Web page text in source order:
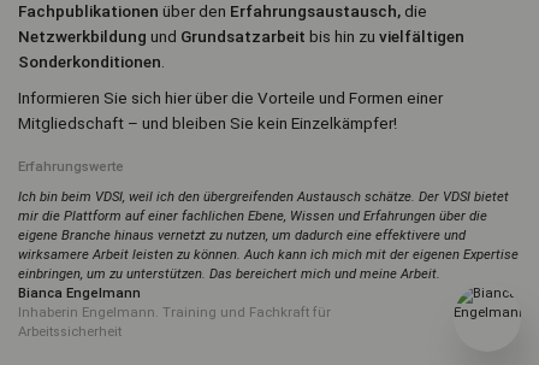
Fachpublikationen über den Erfahrungsaustausch, die
Netzwerkbildung und Grundsatzarbeit bis hin zu vielfältigen
Sonderkonditionen
Informieren Sie sich hier über die Vorteile und Formen einer
Mitgliedschaft – und bleiben Sie kein Einzelkämpfer!
Erfahrungswerte
Ich bin beim VDSI, weil ich den übergreifenden Austausch schätze. Der VDSI bietet
mir die Plattform auf einer fachlichen Ebene, Wissen und Erfahrungen über die
eigene Branche hinaus vernetzt zu nutzen, um dadurch eine effektivere und
wirksamere Arbeit leisten zu können. Auch kann ich mich mit der eigenen Expertise
einbringen, um zu unterstützen. Das bereichert mich und meine Arbeit.
Bianca Engelmann
Inhaberin Engelmann. Training und Fachkraft für
Arbeitssicherheit